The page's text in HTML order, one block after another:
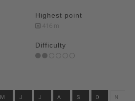
Highest point
416 m
Difficulty
M J J A S O N